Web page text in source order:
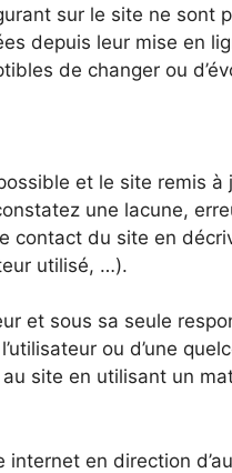
sur le site ne sont
depuis leur mise en
de changer ou
et le site remis
une lacune,
contact du site en
utilisé, …).
et sous sa seule
ou d’une
site en utilisant un
en direction